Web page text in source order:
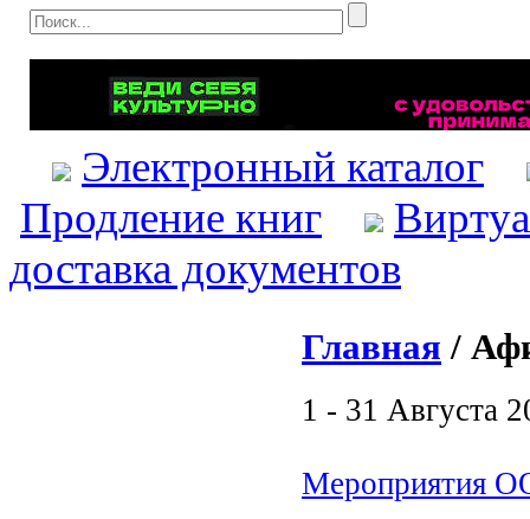
Электронный каталог
Продление книг
доставка документов
Главная /
1 - 31 Августа
Мероприятия